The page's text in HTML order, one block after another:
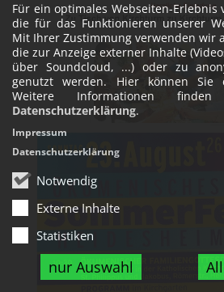
Für ein optimales Webseiten-Erlebnis
die für das Funktionieren unserer
Mit Ihrer Zustimmung verwenden wir
die zur Anzeige externer Inhalte
über Soundcloud, ...) oder zu
genutzt werden. Hier können Sie
Weitere Informationen
Datenschutzerklärung.
Notwendig
Externe Inhalte
Statistiken
nur Auswahl
Impressum
Datenschutzerklärung
Samstag, 22. August 2026 12:00
Ingelheim, Mediathek
mehr +
Barthelfest